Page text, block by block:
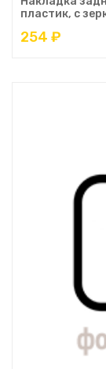
пластик, с
254 ₽